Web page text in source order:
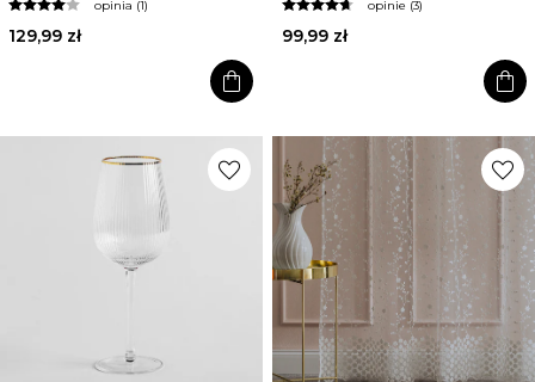
opinia (1)
129,99 zł
shopping_bag
opinie (3)
99,99 zł
shopping_bag
favorite favorite